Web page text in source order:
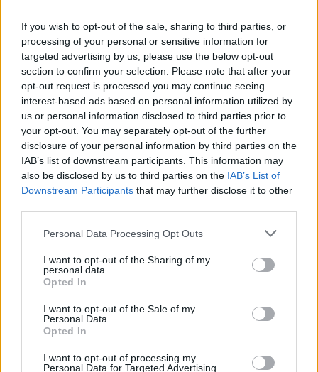
If you wish to opt-out of the sale, sharing to third parties, or
processing of your personal or sensitive information for
targeted advertising by us, please use the below opt-out
section to confirm your selection. Please note that after your
opt-out request is processed you may continue seeing
interest-based ads based on personal information utilized by
us or personal information disclosed to third parties prior to
your opt-out. You may separately opt-out of the further
disclosure of your personal information by third parties on the
IAB’s list of downstream participants. This information may
also be disclosed by us to third parties on the IAB’s List of
Downstream Participants that may further disclose it to other
Personal Data Processing Opt Outs
I want to opt-out of the Sharing of my
personal data.
Opted In
I want to opt-out of the Sale of my
Personal Data.
Opted In
I want to opt-out of processing my
Personal Data for Targeted Advertising.
ceu
felsőoktatási törvény
Central European University
lex ceu
ceu-ügy
ceu-törvény